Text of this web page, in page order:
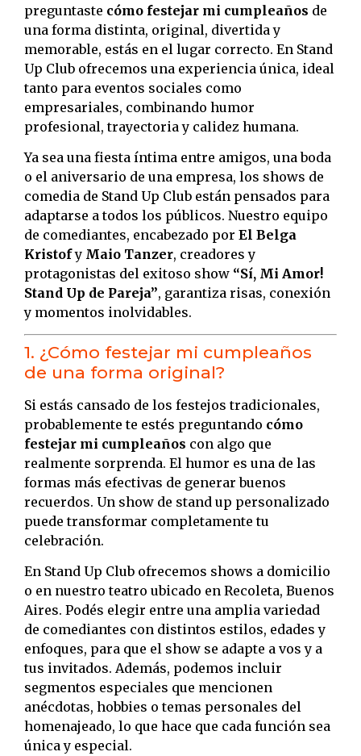
preguntaste cómo festejar mi cumpleaños de
una forma distinta, original, divertida y
memorable, estás en el lugar correcto. En Stand
Up Club ofrecemos una experiencia única, ideal
tanto para eventos sociales como
empresariales, combinando humor
profesional, trayectoria y calidez humana.
Ya sea una fiesta íntima entre amigos, una boda
o el aniversario de una empresa, los shows de
comedia de Stand Up Club están pensados para
adaptarse a todos los públicos. Nuestro equipo
de comediantes, encabezado por El Belga
Kristofy Maio Tanzer, creadores y
protagonistas del exitoso show “Sí, Mi Amor!
Stand Up de Pareja”, garantiza risas, conexión
y momentos inolvidables.
1. ¿Cómo festejar mi cumpleaños
de una forma original?
Si estás cansado de los festejos tradicionales,
probablemente te estés preguntando cómo
festejar mi cumpleaños con algo que
realmente sorprenda. El humor es una de las
formas más efectivas de generar buenos
recuerdos. Un show de stand up personalizado
puede transformar completamente tu
celebración.
En Stand Up Club ofrecemos shows a domicilio
o en nuestro teatro ubicado en Recoleta, Buenos
Aires. Podés elegir entre una amplia variedad
de comediantes con distintos estilos, edades y
enfoques, para que el show se adapte a vos y a
tus invitados. Además, podemos incluir
segmentos especiales que mencionen
anécdotas, hobbies o temas personales del
homenajeado, lo que hace que cada función sea
única y especial.